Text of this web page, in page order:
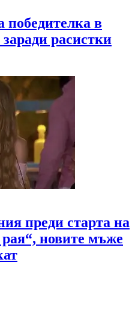
победителка в
расистки
преди старта на
новите мъже